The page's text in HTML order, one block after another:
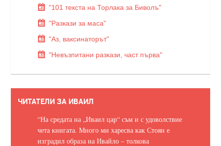
"101 текста на Торлака за Биволъ"
"Разкази за маса"
"Аз, ваксинаторът"
"Невъзпитани разкази, част първа"
ЧИТАТЕЛИ ЗА ИВАИЛ
“На средата на „Иваил цар“ съм и с удоволствие
чета книгата. Много ми харесва как Стоян е
изградил образа на Ивайло – толкова